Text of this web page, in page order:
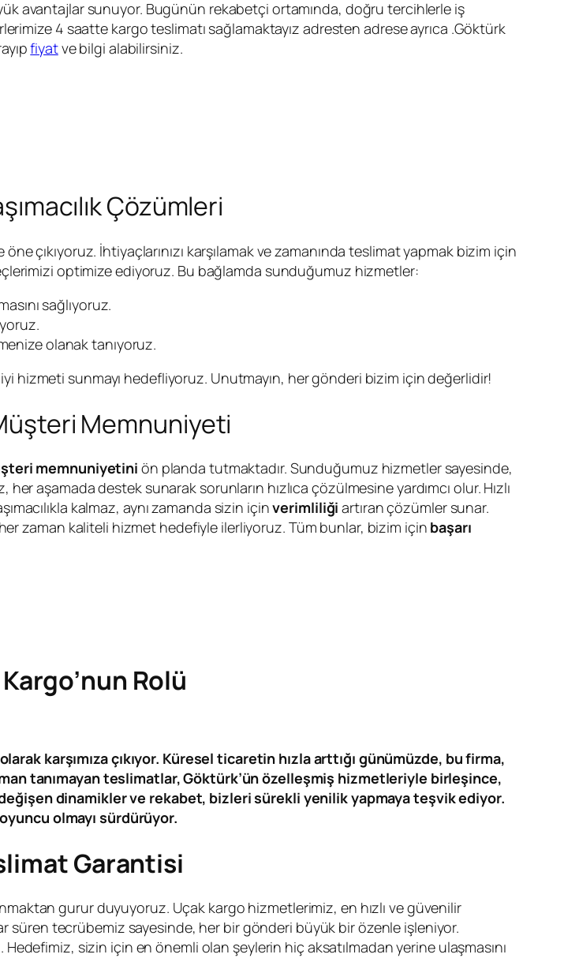
avantajlar sunuyor. Bugünün rekabetçi ortamında, doğru tercihlerle iş
4 saatte kargo teslimatı sağlamaktayız adresten adrese ayrıca .Göktürk
fiyatve bilgi alabilirsiniz.
Çözümleri
çıkıyoruz. İhtiyaçlarınızı karşılamak ve zamanında teslimat yapmak bizim için
optimize ediyoruz. Bu bağlamda sunduğumuz hizmetler:
sağlıyoruz.
olanak tanıyoruz.
hizmeti sunmayı hedefliyoruz. Unutmayın, her gönderi bizim için değerlidir!
Memnuniyeti
memnuniyetini ön planda tutmaktadır. Sunduğumuz hizmetler sayesinde,
her aşamada destek sunarak sorunların hızlıca çözülmesine yardımcı olur. Hızlı
kalmaz, aynı zamanda sizin içinverimliliği artıran çözümler sunar.
zaman kaliteli hizmet hedefiyle ilerliyoruz. Tüm bunlar, bizim için başarı
Rolü
karşımıza çıkıyor. Küresel ticaretin hızla arttığı günümüzde, bu firma,
tanımayan teslimatlar, Göktürk’ün özelleşmiş hizmetleriyle birleşince,
dinamikler ve rekabet, bizleri sürekli yenilik yapmaya teşvik ediyor.
olmayı sürdürüyor.
Garantisi
gurur duyuyoruz. Uçak kargo hizmetlerimiz, en hızlı ve güvenilir
süren tecrübemiz sayesinde, her bir gönderi büyük bir özenle işleniyor.
sizin için en önemli olan şeylerin hiç aksatılmadan yerine ulaşmasını